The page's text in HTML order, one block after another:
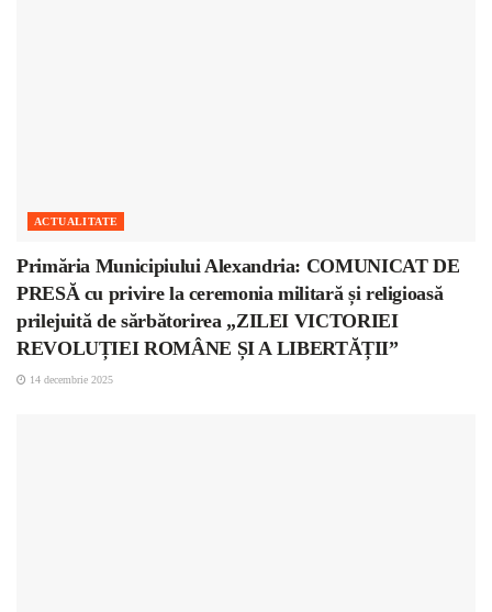
ACTUALITATE
Primăria Municipiului Alexandria: COMUNICAT DE
PRESĂ cu privire la ceremonia militară și religioasă
prilejuită de sărbătorirea „ZILEI VICTORIEI
REVOLUȚIEI ROMÂNE ȘI A LIBERTĂȚII”
14 decembrie 2025